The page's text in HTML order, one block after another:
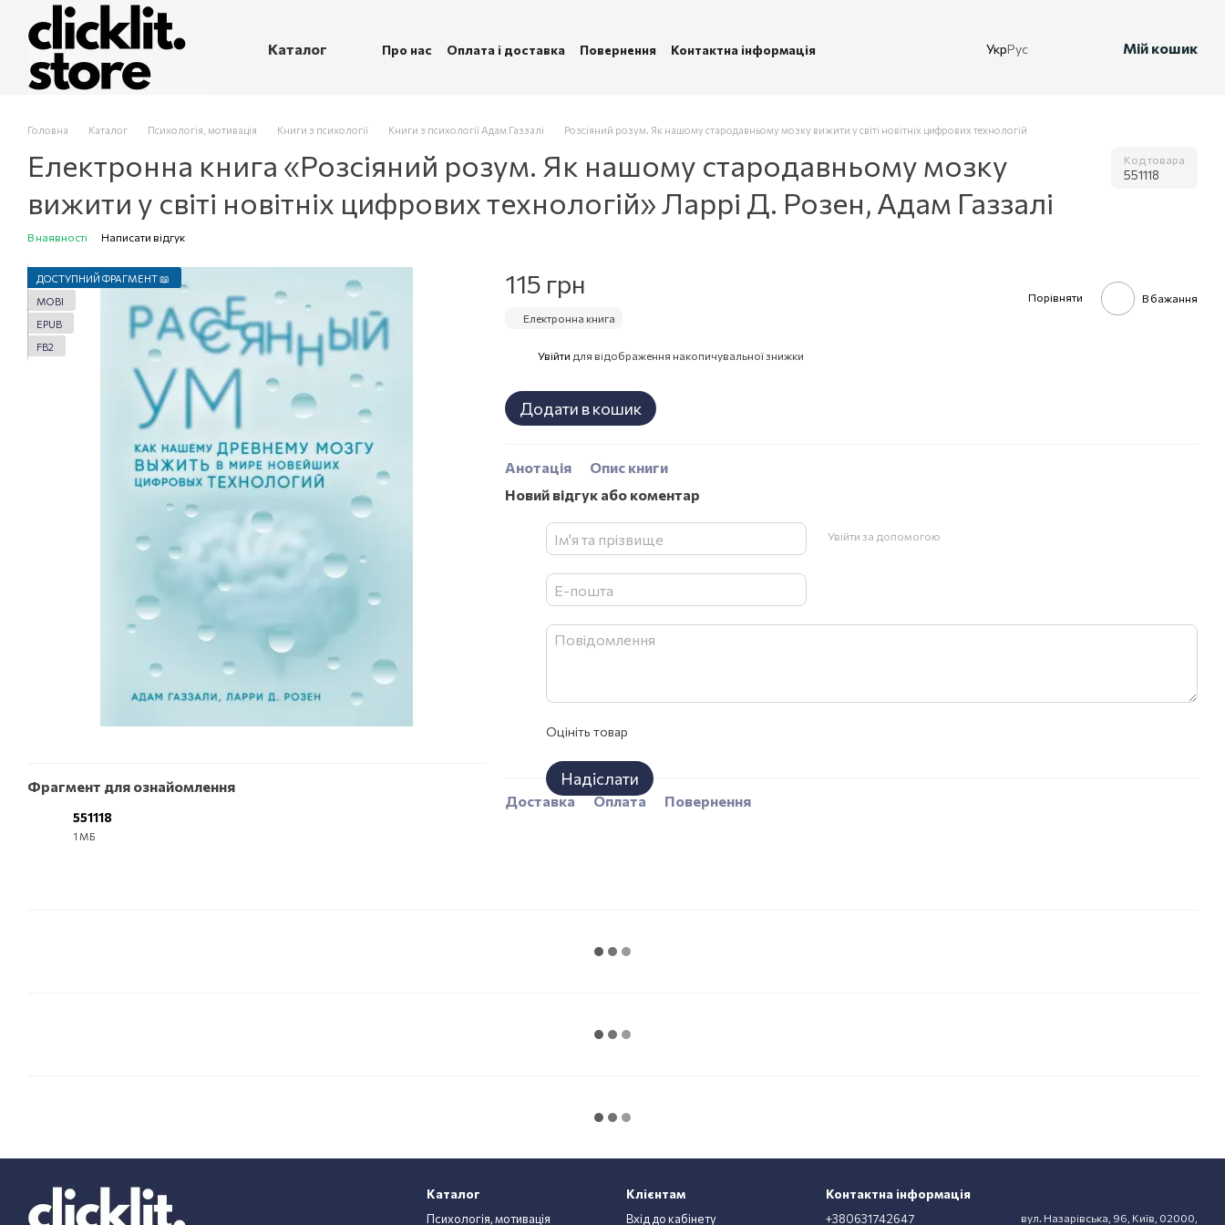
Перейти до основного контенту
Каталог Про нас Оплата і доставка Повернення
Контактна інформація
УкрРус Мій кошик
Головна Каталог Психологія, мотивація Книги з психології Книги з психології Адам Газзалі Розсіяний розум. Як нашому стародавньому мозку вижити у світі новітніх цифрових технологій
Електронна книга «Розсіяний розум. Як нашому стародавньому мозку
вижити у світі новітніх цифрових технологій» Ларрі Д. Розен, Адам Газзалі
Код товара
551118
В наявності Написати відгук
ДОСТУПНИЙ ФРАГМЕНТ 📖
MOBI
EPUB
FB2
Фрагмент для ознайомлення
551118
1 МБ
115 грн
Електронна книга
Порівняти В бажання
Увійти для відображення накопичувальної знижки
Додати в кошик
Анотація
Опис книги
Новий відгук або коментар
Увійти за допомогою
Оцініть товар
Надіслати
Доставка Оплата Повернення
Каталог
Психологія, мотивація
Клієнтам
Вхід до кабінету
Контактна інформація
+380631742647 вул. Назарівська, 96, Київ, 02000,